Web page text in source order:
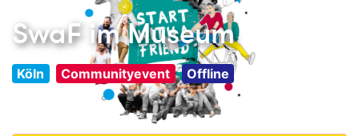
SwaF im Museum
Köln Communityevent Offline